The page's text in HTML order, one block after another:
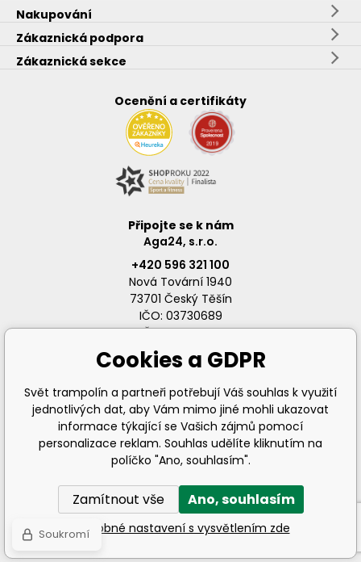
Nakupování
Zákaznická podpora
Zákaznická sekce
Ocenění a certifikáty
Připojte se k nám
Aga24, s.r.o.
+420 596 321 100
Nová Tovární 1940
73701 Český Těšín
IČO: 03730689
DIČ: CZ03730689
info@svet-trampolin.cz
Eshopyawebové stránkyodBINARGON.cz
Cookies a GDPR
Svět trampolín a partneři potřebují Váš souhlas k využití
jednotlivých dat, aby Vám mimo jiné mohli ukazovat
informace týkající se Vašich zájmů pomocí
personalizace reklam. Souhlas udělíte kliknutím na
políčko "Ano, souhlasím".
Zamítnout vše Ano, souhlasím
Podrobné nastavení s vysvětlením zde
Soukromí